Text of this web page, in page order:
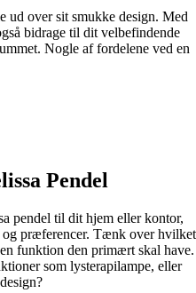
ud over sit smukke design. Med
bidrage til dit velbefindende
Nogle af fordelene ved en
Pendel
pendel til dit hjem eller kontor,
præferencer. Tænk over hvilket
funktion den primært skal have.
som lysterapilampe, eller